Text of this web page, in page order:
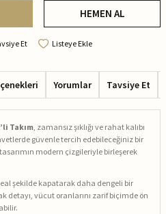
HEMEN AL
Et Listeye Ekle
Yorumlar Tavsiye Et
Takım, zamansız şıklığı ve rahat kalıbı
güvenle tercih edebileceğiniz bir
modern çizgileriyle birleşerek
şekilde kapatarak daha dengeli bir
detayı, vücut oranlarını zarif biçimde ön